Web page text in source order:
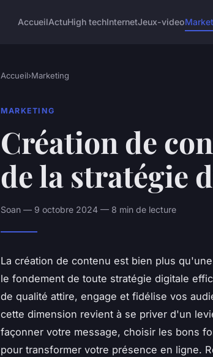
AccueilActuHigh techInternetJeux-video
Accueil›Marketing
MARKETING
Création de
de la stratégie
Soan — 9 octobre 2024 — 8 min de lecture
La création de contenu est bien plus
le fondement de toute stratégie digitale
de qualité attire, engage et fidélise vos
cette dimension revient à se priver d'un
façonner votre message, choisir les bons
pour transformer votre présence en ligne.